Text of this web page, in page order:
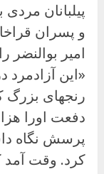
و پسران
امیر
«این آزادمرد
رنجهای بزرگ
دفعت اورا
پرسش نگاه
کرد. وقت آمد